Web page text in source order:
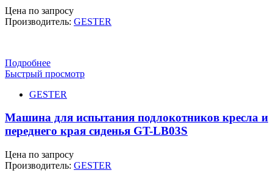
Цена по запросу
Производитель: GESTER
Подробнее
Быстрый просмотр
GESTER
Машина для испытания подлокотников кресла и
переднего края сиденья GT-LB03S
Цена по запросу
Производитель: GESTER